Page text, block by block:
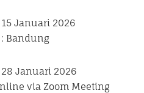
15 Januari 2026
Bandung
28 Januari 2026
via Zoom Meeting